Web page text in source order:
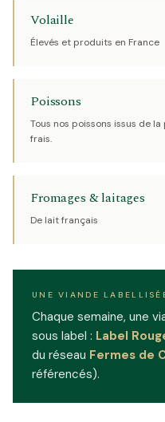
Volaille
Élevés et produits en France
Poissons
Tous nos poissons issus de
frais.
Fromages & laitages
De lait français
UNE VIANDE
Chaque semaine, une
sous label : Label
du réseau Fermes de
référencés).